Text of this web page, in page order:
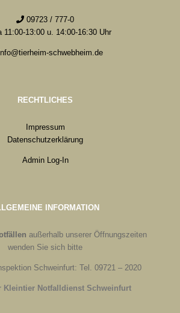
09723 / 777-0
11:00-13:00 u. 14:00-16:30 Uhr
schwebheim.de
RECHTLICHES
Impressum
Datenschutzerklärung
Admin Log-In
INFORMATION
außerhalb unserer Öffnungszeiten
wenden Sie sich bitte
Schweinfurt: Tel. 09721 – 2020
Kleintier Notfalldienst Schweinfurt